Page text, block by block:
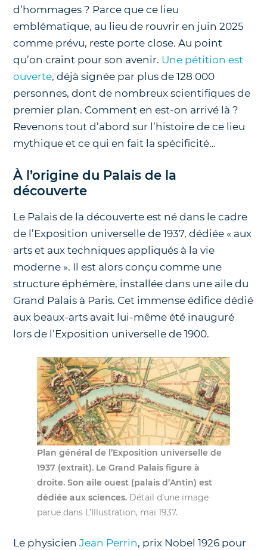
d’hommages ? Parce que ce lieu
emblématique, au lieu de rouvrir en juin 2025
comme prévu, reste porte close. Au point
qu’on craint pour son avenir. Une pétition est
ouverte, déjà signée par plus de 128 000
personnes, dont de nombreux scientifiques de
premier plan. Comment en est-on arrivé là ?
Revenons tout d’abord sur l’histoire de ce lieu
mythique et ce qui en fait la spécificité…
À l’origine du Palais de la
découverte
Le Palais de la découverte est né dans le cadre
de l’Exposition universelle de 1937, dédiée « aux
arts et aux techniques appliqués à la vie
moderne ». Il est alors conçu comme une
structure éphémère, installée dans une aile du
Grand Palais à Paris. Cet immense édifice dédié
aux beaux-arts avait lui-même été inauguré
lors de l’Exposition universelle de 1900.
Plan général de l’Exposition universelle de
1937 (extrait). Le Grand Palais figure à
droite. Son aile ouest (palais d’Antin) est
dédiée aux sciences. Détail d’une image
parue dans L’Illustration, mai 1937.
Le physicienJean Perrin, prix Nobel 1926 pour